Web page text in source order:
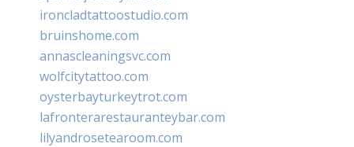
ironcladtattoostudio.com
bruinshome.com
annascleaningsvc.com
wolfcitytattoo.com
oysterbayturkeytrot.com
lafronterarestauranteybar.com
lilyandrosetearoom.com